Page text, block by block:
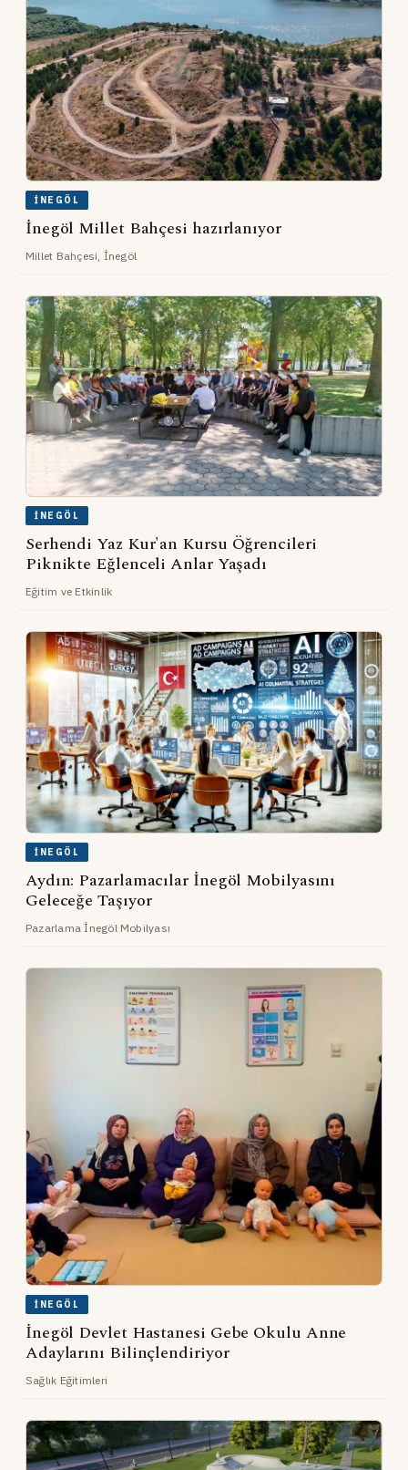
İNEGÖL
İnegöl Millet Bahçesi hazırlanıyor
Millet Bahçesi, İnegöl
İNEGÖL
Serhendi Yaz Kur'an Kursu Öğrencileri
Piknikte Eğlenceli Anlar Yaşadı
Eğitim ve Etkinlik
İNEGÖL
Aydın: Pazarlamacılar İnegöl Mobilyasını
Geleceğe Taşıyor
Pazarlama İnegöl Mobilyası
İNEGÖL
İnegöl Devlet Hastanesi Gebe Okulu Anne
Adaylarını Bilinçlendiriyor
Sağlık Eğitimleri